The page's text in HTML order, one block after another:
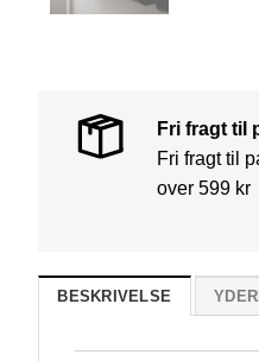
Fri fragt til
Fri fragt til
over 599 kr
BESKRIVELSE